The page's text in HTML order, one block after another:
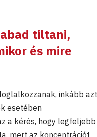
tiltani,
és mire
inkább azt
esetében
a kérés, hogy legfeljebb
mert az koncentrációt